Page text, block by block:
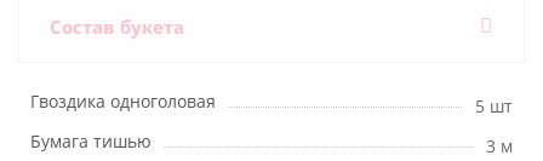
Состав букета
Гвоздика одноголовая
5 шт
Бумага тишью
3 м